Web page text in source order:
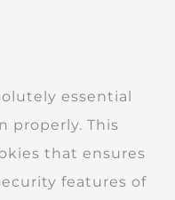
essential
properly. This
that ensures
features of